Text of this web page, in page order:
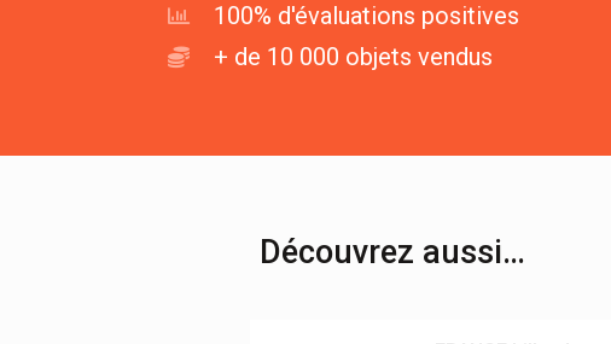
100% d'évaluations positives
+ de 10 000 objets vendus
Découvrez aussi…